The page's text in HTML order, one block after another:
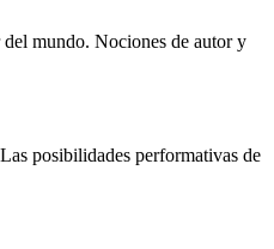
mundo. Nociones de autor y
posibilidades performativas de